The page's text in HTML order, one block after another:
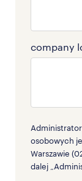
company
osobowych
Warszawie
dalej